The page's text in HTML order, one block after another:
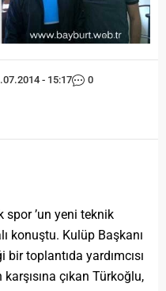
- 15:17 0
spor ’un yeni teknik
konuştu. Kulüp Başkanı
toplantıda yardımcısı
çıkan Türkoğlu,